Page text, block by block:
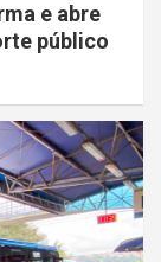
e abre
público